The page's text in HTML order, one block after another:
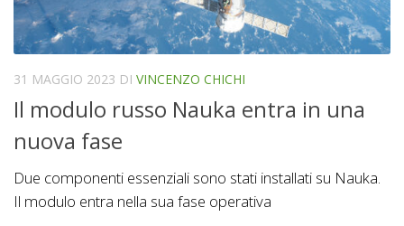
31 MAGGIO 2023 DI VINCENZO CHICHI
Il modulo russo Nauka entra in una
nuova fase
Due componenti essenziali sono stati installati su Nauka.
Il modulo entra nella sua fase operativa